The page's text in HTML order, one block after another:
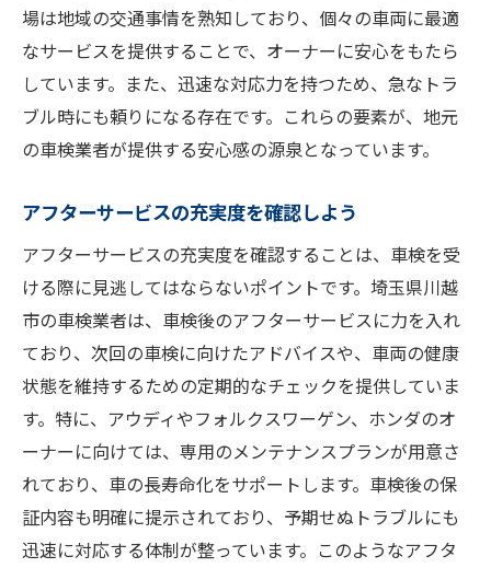
場は地域の交通事情を熟知しており、個々の車両に最適
なサービスを提供することで、オーナーに安心をもたら
しています。また、迅速な対応力を持つため、急なトラ
ブル時にも頼りになる存在です。これらの要素が、地元
の車検業者が提供する安心感の源泉となっています。
アフターサービスの充実度を確認しよう
アフターサービスの充実度を確認することは、車検を受
ける際に見逃してはならないポイントです。埼玉県川越
市の車検業者は、車検後のアフターサービスに力を入れ
ており、次回の車検に向けたアドバイスや、車両の健康
状態を維持するための定期的なチェックを提供していま
す。特に、アウディやフォルクスワーゲン、ホンダのオ
ーナーに向けては、専用のメンテナンスプランが用意さ
れており、車の長寿命化をサポートします。車検後の保
証内容も明確に提示されており、予期せぬトラブルにも
迅速に対応する体制が整っています。このようなアフタ